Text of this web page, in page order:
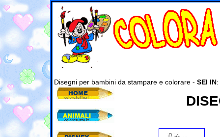
Disegni per bambini da stampare e colorare - SEI IN: